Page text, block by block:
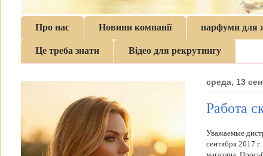
Про нас Новини компанії парфуми для
Це треба знати Відео для рекрутингу
среда, 13
Работа
Уважаемые
сентября 2017